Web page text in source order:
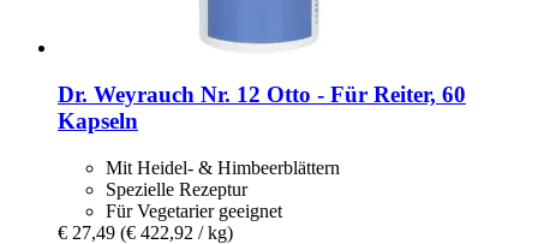
Dr. Weyrauch Nr. 12 Otto -​ Für Reiter, 60
Kapseln
Mit Heidel- & Himbeerblättern
Spezielle Rezeptur
Für Vegetarier geeignet
€ 27,49 (€ 422,92 / kg)